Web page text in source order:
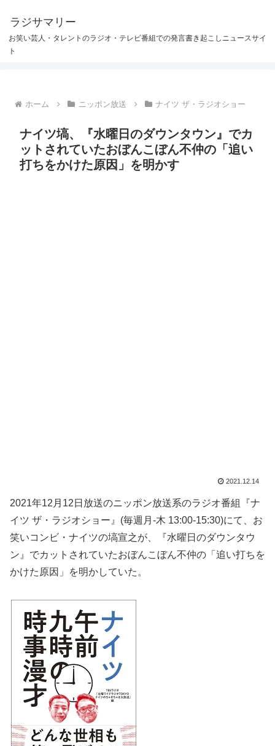
ラジサマリー
お笑い芸人・タレントのラジオ・テレビ番組での発言書き起こしニュースサイ
ト
ホーム ニッポン放送 ナイツ ザ・ラジオショー
ナイツ塙、『水曜日のダウンタウン』でカ
ットされていたおぼんこぼん不仲の「追い
打ちをかけた原因」を明かす
2021.12.14
2021年12月12日放送のニッポン放送系のラジオ番組『ナ
イツ ザ・ラジオショー』(毎週月-木 13:00-15:30)にて、お
笑いコンビ・ナイツの塙宣之が、『水曜日のダウンタウ
ン』でカットされていたおぼんこぼん不仲の「追い打ちを
かけた原因」を明かしていた。